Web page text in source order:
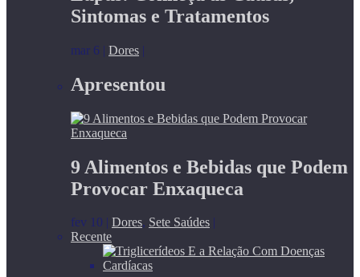
Sintomas e Tratamentos
mar 6 | Dores |
Apresentou
9 Alimentos e Bebidas que Podem
Provocar Enxaqueca
fev 10 Dores, Sete Saúdes
Recente